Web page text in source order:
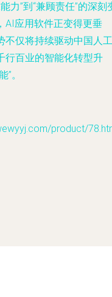
力”到“兼顾责任”的深刻
AI应用软件正变得更垂
不仅将持续驱动中国人工
行百业的智能化转型升
。
product/